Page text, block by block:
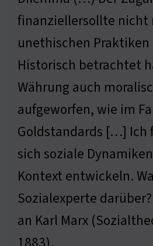
finanziellersollte nicht
unethischen
Historisch betrachtet
Währung auch
aufgeworfen, wie im
Goldstandards […] Ich
sich soziale
Kontext entwickeln.
Sozialexperte
an Karl Marx